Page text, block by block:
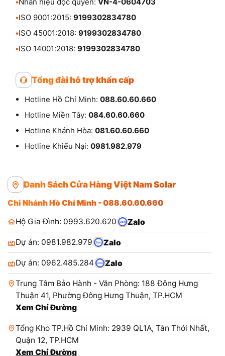
•ISO 9001:2015: 9199302834780
•ISO 45001:2018: 9199302834780
•ISO 14001:2018: 9199302834780
Tổng đài hỗ trợ khẩn cấp
Hotline Hồ Chí Minh: 088.60.60.660
Hotline Miền Tây: 084.60.60.660
Hotline Khánh Hòa: 081.60.60.660
Hotline Khiếu Nại: 0981.982.979
Danh Sách Cửa Hàng Việt Nam Solar
Chi Nhánh Hồ Chí Minh - 088.60.60.660
Hộ Gia Đình: 0993.620.620
Zalo
Dự án: 0981.982.979 Zalo
Dự án: 0962.485.284 Zalo
Trung Tâm Bảo Hành - Văn Phòng: 188 Đông Hưng
Thuận 41, Phường Đông Hưng Thuận, TP.HCM
Xem Chỉ Đường
Tổng Kho TP.Hồ Chí Minh: 2939 QL1A, Tân Thới Nhất,
Quận 12, TP.HCM
Xem Chỉ Đường